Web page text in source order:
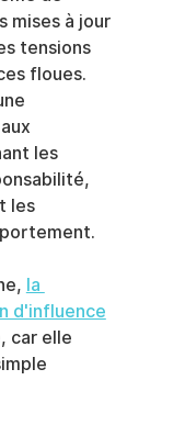
mises à jour
tensions
floues.
les
les
la
d'influence
car elle